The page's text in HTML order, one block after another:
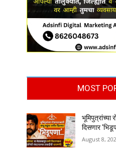
MOST
भूमिपुत्रांच्या
दिसणार
August 8,